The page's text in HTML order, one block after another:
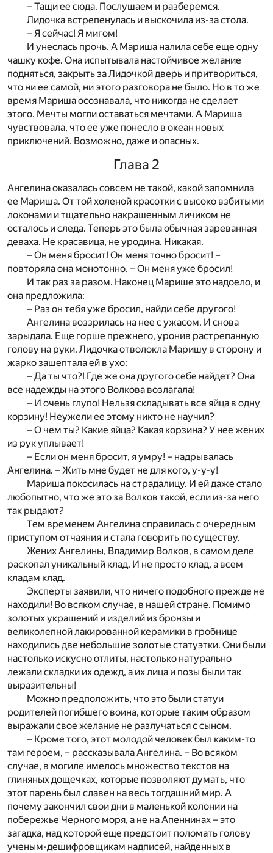
– Тащи ее сюда. Послушаем и разберемся.
Лидочка встрепенулась и выскочила из-за стола.
– Я сейчас! Я мигом!
И унеслась прочь. А Мариша налила себе еще одну
чашку кофе. Она испытывала настойчивое желание
подняться, закрыть за Лидочкой дверь и притвориться,
что ни ее самой, ни этого разговора не было. Но в то же
время Мариша осознавала, что никогда не сделает
этого. Мечты могли оставаться мечтами. А Мариша
чувствовала, что ее уже понесло в океан новых
приключений. Возможно, даже и опасных.
Глава 2
Ангелина оказалась совсем не такой, какой запомнила
ее Мариша. От той холеной красотки с высоко взбитыми
локонами и тщательно накрашенным личиком не
осталось и следа. Теперь это была обычная зареванная
деваха. Не красавица, не уродина. Никакая.
– Он меня бросит! Он меня точно бросит! –
повторяла она монотонно. – Он меня уже бросил!
И так раз за разом. Наконец Марише это надоело, и
она предложила:
– Раз он тебя уже бросил, найди себе другого!
Ангелина воззрилась на нее с ужасом. И снова
зарыдала. Еще горше прежнего, уронив растрепанную
голову на руки. Лидочка отволокла Маришу в сторону и
жарко зашептала ей в ухо:
– Да ты что?! Где же она другого себе найдет? Она
все надежды на этого Волкова возлагала!
– И очень глупо! Нельзя складывать все яйца в одну
корзину! Неужели ее этому никто не научил?
– О чем ты? Какие яйца? Какая корзина? У нее жених
из рук уплывает!
– Если он меня бросит, я умру! – надрывалась
Ангелина. – Жить мне будет не для кого, у-у-у!
Мариша покосилась на страдалицу. И ей даже стало
любопытно, что же это за Волков такой, если из-за него
так рыдают?
Тем временем Ангелина справилась с очередным
приступом отчаяния и стала говорить по существу.
Жених Ангелины, Владимир Волков, в самом деле
раскопал уникальный клад. И не просто клад, а всем
кладам клад.
Эксперты заявили, что ничего подобного прежде не
находили! Во всяком случае, в нашей стране. Помимо
золотых украшений и изделий из бронзы и
великолепной лакированной керамики в гробнице
находились две небольшие золотые статуэтки. Они были
настолько искусно отлиты, настолько натурально
лежали складки их одежд, а их лица и позы были так
выразительны!
Можно предположить, что это были статуи
родителей погибшего воина, которые таким образом
выражали свое желание не разлучаться с сыном.
– Кроме того, этот молодой человек был каким-то
там героем, – рассказывала Ангелина. – Во всяком
случае, в могиле имелось множество текстов на
глиняных дощечках, которые позволяют думать, что
этот парень был славен на весь тогдашний мир. А
почему закончил свои дни в маленькой колонии на
побережье Черного моря, а не на Апеннинах – это
загадка, над которой еще предстоит поломать голову
ученым-дешифровщикам надписей, найденных в